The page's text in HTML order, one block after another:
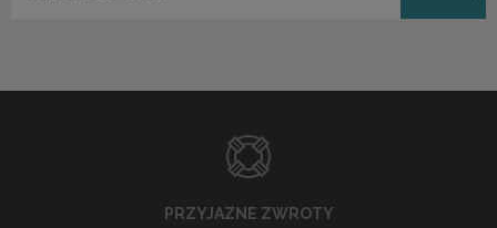
PRZYJAZNE ZWROTY